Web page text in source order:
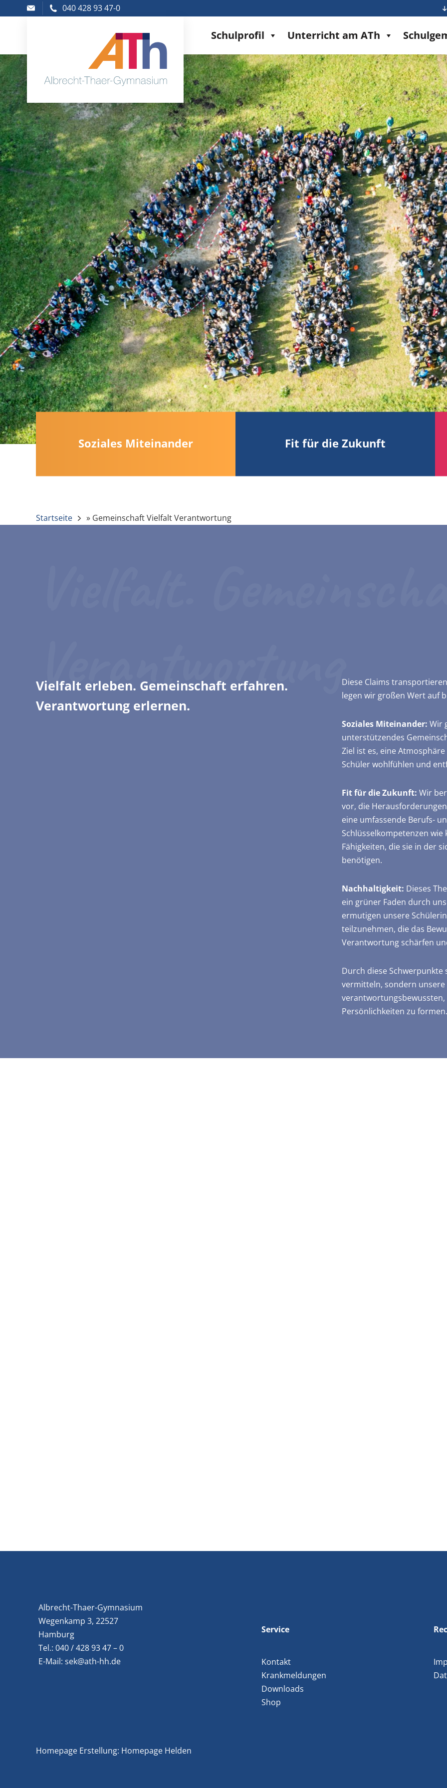
040 428 93 47-0
Schulprofil Unterricht am ATh
Soziales Miteinander Fit für die Zukunft
Startseite » Gemeinschaft Vielfalt Verantwortung
Verantwortung
Vielfalt erleben. Gemeinschaft erfahren.
Verantwortung erlernen.
Diese Claims
legen wir großen Wert auf
Soziales Miteinander: Wir
unterstützendes
Ziel ist es, eine
Schüler wohlfühlen und
Fit für die Zukunft: Wir
vor, die
eine umfassende Berufs-
Schlüsselkompetenzen
Fähigkeiten, die sie in der
benötigen.
Nachhaltigkeit: Dieses
ein grüner Faden durch
ermutigen unsere
teilzunehmen, die das
Verantwortung schärfen
Durch diese
vermitteln, sondern
Persönlichkeiten zu formen.
Albrecht-Thaer-Gymnasium
Wegenkamp 3, 22527
Hamburg
Tel.: 040 / 428 93 47 – 0
E-Mail: sek@ath-hh.de
Service
Kontakt
Krankmeldungen
Downloads
Shop
Homepage Erstellung: Homepage Helden